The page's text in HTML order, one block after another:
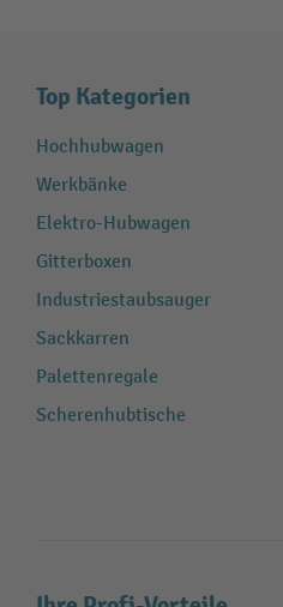
Top Kategorien
Hochhubwagen
Werkbänke
Elektro-Hubwagen
Gitterboxen
Industriestaubsauger
Sackkarren
Palettenregale
Scherenhubtische